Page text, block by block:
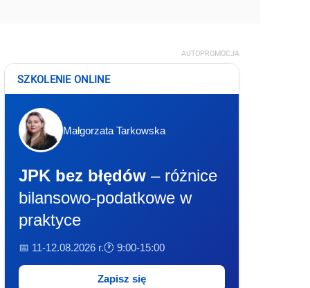
AUTOPROMOCJA
SZKOLENIE ONLINE
Małgorzata Tarkowska
JPK bez błędów – różnice
bilansowo-podatkowe w
praktyce
📅 11-12.08.2026 r.🕐 9:00-15:00
Zapisz się